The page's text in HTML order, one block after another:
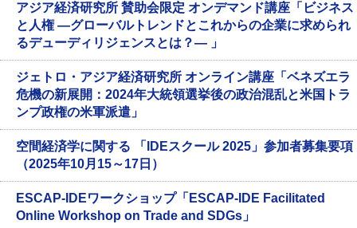
アジア経済研究所 賛助会限定 オンデマンド講座「ビジネス
と人権 ―グローバルトレンドとこれからの企業に求められ
るデューディリジェンスとは？― 」
ジェトロ・アジア経済研究所 オンライン講座「ベネズエラ
危機の新展開：2024年大統領選挙後の政治混乱と米国トラ
ンプ政権の米軍派遣」
空間経済学に関する 「IDEスクール 2025」参加者募集要項
（2025年10月15～17日）
ESCAP-IDEワークショップ「ESCAP-IDE Facilitated
Online Workshop on Trade and SDGs」